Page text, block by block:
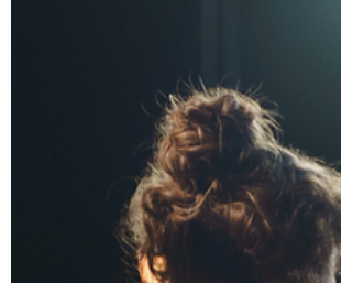
dans ce thriller psychologique la première...